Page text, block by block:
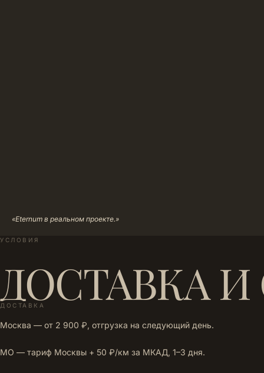
«Eternum в реальном проекте.»
УСЛОВИЯ
ДОСТАВКА
ДОСТАВКА
Москва — от 2 900 ₽, отгрузка на следующий день.
МО — тариф Москвы + 50 ₽/км за МКАД, 1–3 дня.